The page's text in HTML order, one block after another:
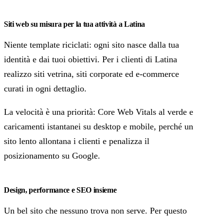
Siti web su misura per la tua attività a Latina
Niente template riciclati: ogni sito nasce dalla tua
identità e dai tuoi obiettivi. Per i clienti di Latina
realizzo siti vetrina, siti corporate ed e-commerce
curati in ogni dettaglio.
La velocità è una priorità: Core Web Vitals al verde e
caricamenti istantanei su desktop e mobile, perché un
sito lento allontana i clienti e penalizza il
posizionamento su Google.
Design, performance e SEO insieme
Un bel sito che nessuno trova non serve. Per questo